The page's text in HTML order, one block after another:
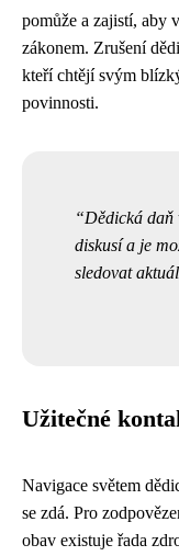
pomůže a zajistí, aby
zákonem. Zrušení
kteří chtějí svým
povinnosti.
Dědická daň
diskusí a je
sledovat
Užitečné
Navigace světem
se zdá. Pro
obav existuje řada